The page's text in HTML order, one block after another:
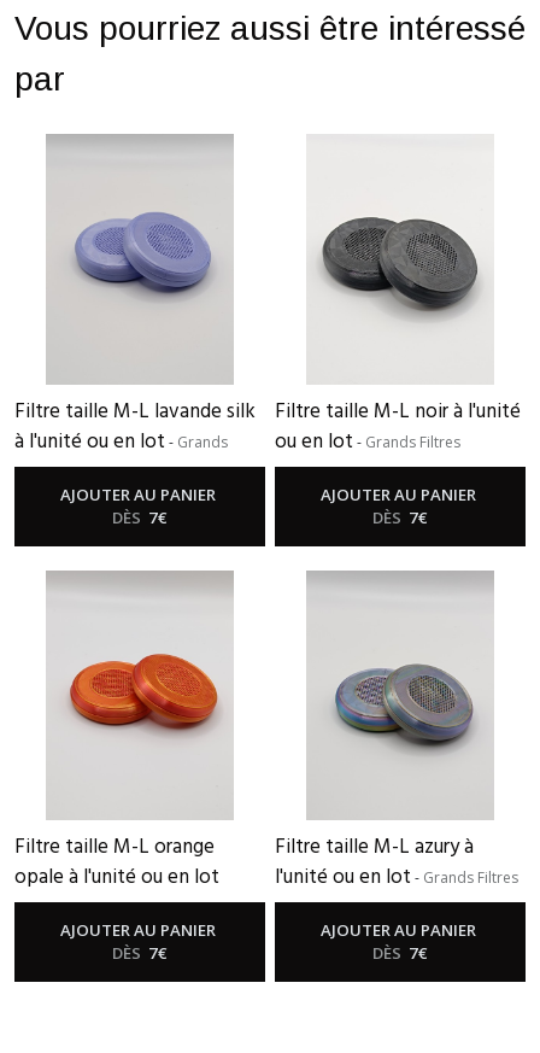
Vous pourriez aussi être intéressé
par
Filtre taille M-L lavande silk
à l'unité ou en lot - Grands
Filtres
AJOUTER AU PANIER
DÈS 7€
Filtre taille M-L noir à l'unité
ou en lot - Grands Filtres
AJOUTER AU PANIER
DÈS 7€
Filtre taille M-L orange
opale à l'unité ou en lot
-Grands Filtres
AJOUTER AU PANIER
DÈS 7€
Filtre taille M-L azury à
l'unité ou en lot - Grands Filtres
AJOUTER AU PANIER
DÈS 7€